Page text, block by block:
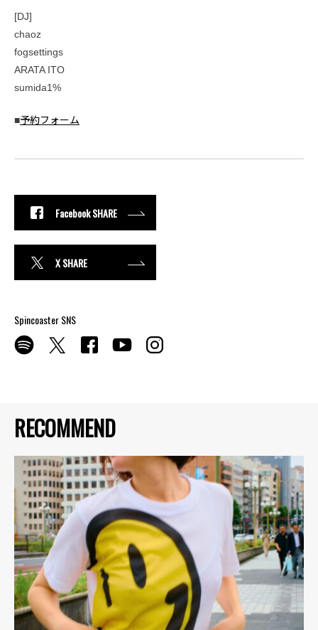
RECOMMEND
[DJ]
chaoz
fogsettings
ARATA ITO
sumida1%
■予約フォーム
Facebook SHARE
X SHARE
Spincoaster SNS